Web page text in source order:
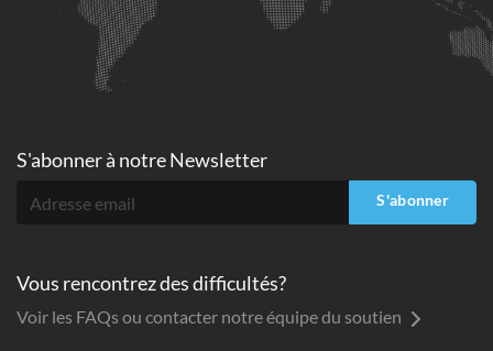
S'abonner à notre Newsletter
S'abonner
Vous rencontrez des difficultés?
Voir les FAQs ou contacter notre équipe du soutien